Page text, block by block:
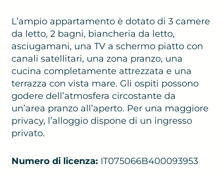
L’ampio appartamento è dotato di 3 camere
da letto, 2 bagni, biancheria da letto,
asciugamani, una TV a schermo piatto con
canali satellitari, una zona pranzo, una
cucina completamente attrezzata e una
terrazza con vista mare. Gli ospiti possono
godere dell’atmosfera circostante da
un’area pranzo all’aperto. Per una maggiore
privacy, l’alloggio dispone di un ingresso
privato.
Numero di licenza: IT075066B400093953